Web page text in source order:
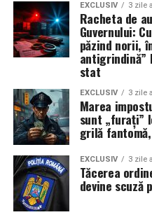
​Menținerea
ambalajului
Produsele cosmetice
uleiurile esențiale și
ambalaj bine sigilat care
păstrarea acestor note
evaporarea prematură a
de fereastră compensează
produsul direct, oferind o
care suplinește nevoia de
contexte de vânzare.
EXCLUSIV 3 zile
Racheta de
Guvernului:
păzind norii,
antigrindină”
stat
EXCLUSIV 3 zile
Marea
sunt „furați”
grilă
EXCLUSIV 3 zile
Tăcerea
devine scuză